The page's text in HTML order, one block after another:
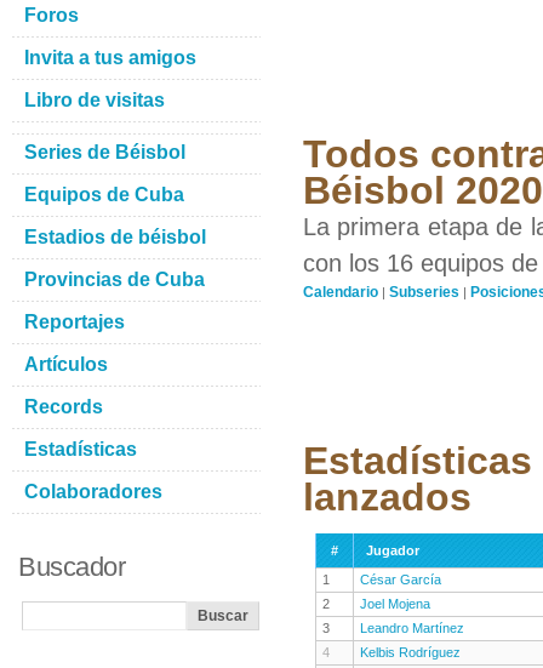
Todos
Béisbol
La primera etapa de
con los 16 equipos
Calendario | Subseries |
lanzados
#
Jugador
1
César García
2
Joel Mojena
3
Leandro Martínez
4
Kelbis Rodríguez
Foros
Invita a tus amigos
Libro de visitas
Series de Béisbol
Equipos de Cuba
Estadios de béisbol
Provincias de Cuba
Reportajes
Artículos
Records
Estadísticas
Colaboradores
Buscador